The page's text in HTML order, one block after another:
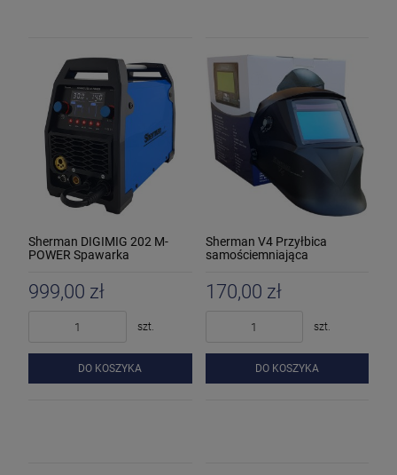
Sherman DIGIMIG 202 M-
POWER Spawarka
999,00 zł
szt.
DO KOSZYKA
Sherman V4 Przyłbica
samościemniająca
170,00 zł
szt.
DO KOSZYKA